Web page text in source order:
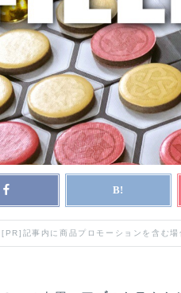
[PR]記事内に商品プロモーションを含む場